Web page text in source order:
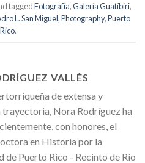
taggedFotografía,Galería Guatíbiri,
L. San Miguel,Photography,Puerto
Rico.
VALLÉS
de extensa y
Nora Rodríguez ha
con honores, el
en Historia por la
de Puerto Rico - Recinto de Río